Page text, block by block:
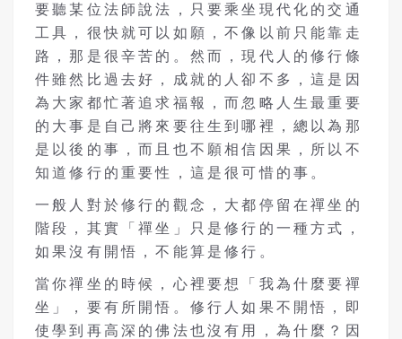
要聽某位法師說法，只要乘坐現代化的交通
工具，很快就可以如願，不像以前只能靠走
路，那是很辛苦的。然而，現代人的修行條
件雖然比過去好，成就的人卻不多，這是因
為大家都忙著追求福報，而忽略人生最重要
的大事是自己將來要往生到哪裡，總以為那
是以後的事，而且也不願相信因果，所以不
知道修行的重要性，這是很可惜的事。
一般人對於修行的觀念，大都停留在禪坐的
階段，其實「禪坐」只是修行的一種方式，
如果沒有開悟，不能算是修行。
當你禪坐的時候，心裡要想「我為什麼要禪
坐」，要有所開悟。修行人如果不開悟，即
使學到再高深的佛法也沒有用，為什麼？因